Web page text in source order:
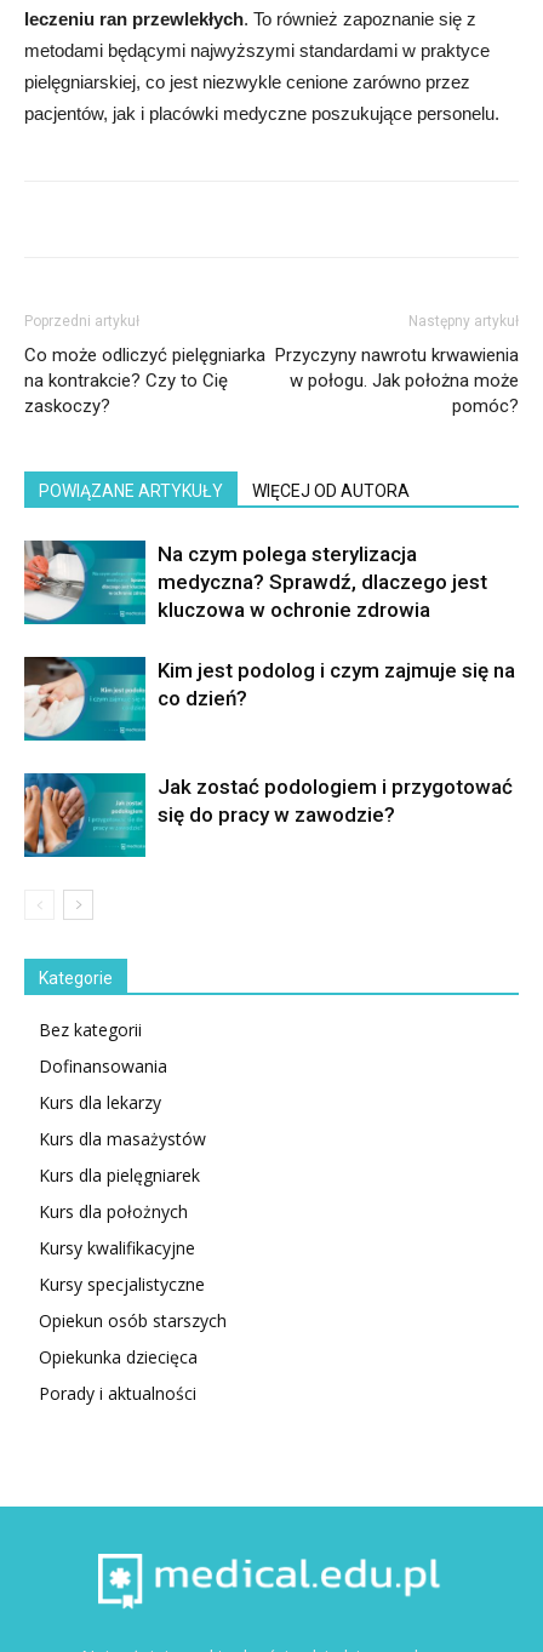
leczeniu ran przewlekłych. To również zapoznanie się z
metodami będącymi najwyższymi standardami w praktyce
pielęgniarskiej, co jest niezwykle cenione zarówno przez
pacjentów, jak i placówki medyczne poszukujące personelu.
Poprzedni artykuł
Co może odliczyć pielęgniarka
na kontrakcie? Czy to Cię
zaskoczy?
Następny artykuł
Przyczyny nawrotu krwawienia
w połogu. Jak położna może
pomóc?
POWIĄZANE ARTYKUŁY WIĘCEJ OD AUTORA
Na czym polega sterylizacja
medyczna? Sprawdź, dlaczego jest
kluczowa w ochronie zdrowia
Kim jest podolog i czym zajmuje się na
co dzień?
Jak zostać podologiem i przygotować
się do pracy w zawodzie?
Kategorie
Bez kategorii
Dofinansowania
Kurs dla lekarzy
Kurs dla masażystów
Kurs dla pielęgniarek
Kurs dla położnych
Kursy kwalifikacyjne
Kursy specjalistyczne
Opiekun osób starszych
Opiekunka dziecięca
Porady i aktualności